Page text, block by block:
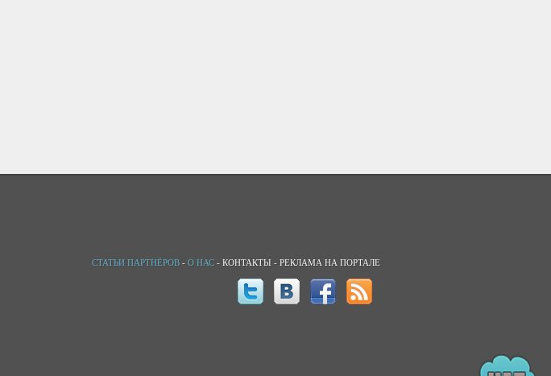
СТАТЬИ ПАРТНЁРОВ - О НАС - КОНТАКТЫ - РЕКЛАМА НА ПОРТАЛЕ